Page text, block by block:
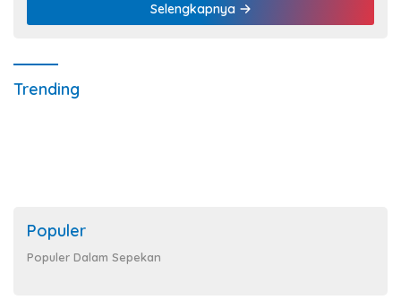
Selengkapnya
Trending
Populer
Populer Dalam Sepekan